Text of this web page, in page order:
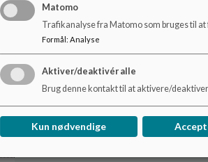
Matomo
Trafikanalyse fra Matomo som bruges til
Formål: Analyse
Aktiver/deaktivér alle
Brug denne kontakt til at aktivere/
Kun nødvendige